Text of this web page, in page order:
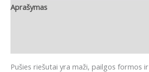
Aprašymas
Pušies riešutai yra maži, pailgos formos